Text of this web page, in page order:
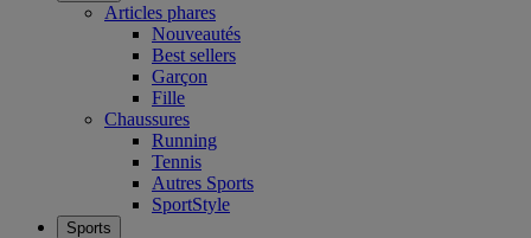
Articles phares
Nouveautés
Best sellers
Garçon
Fille
Chaussures
Running
Tennis
Autres Sports
SportStyle
Sports